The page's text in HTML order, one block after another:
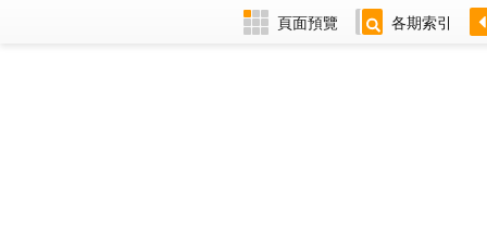
頁面預覽 各期索引